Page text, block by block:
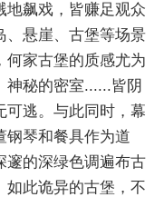
地飙戏，皆赚足观众
、悬崖、古堡等场景
何家古堡的质感尤为
神秘的密室......皆阴
可逃。与此同时，幕
钢琴和餐具作为道
邃的深绿色调遍布古
如此诡异的古堡，不